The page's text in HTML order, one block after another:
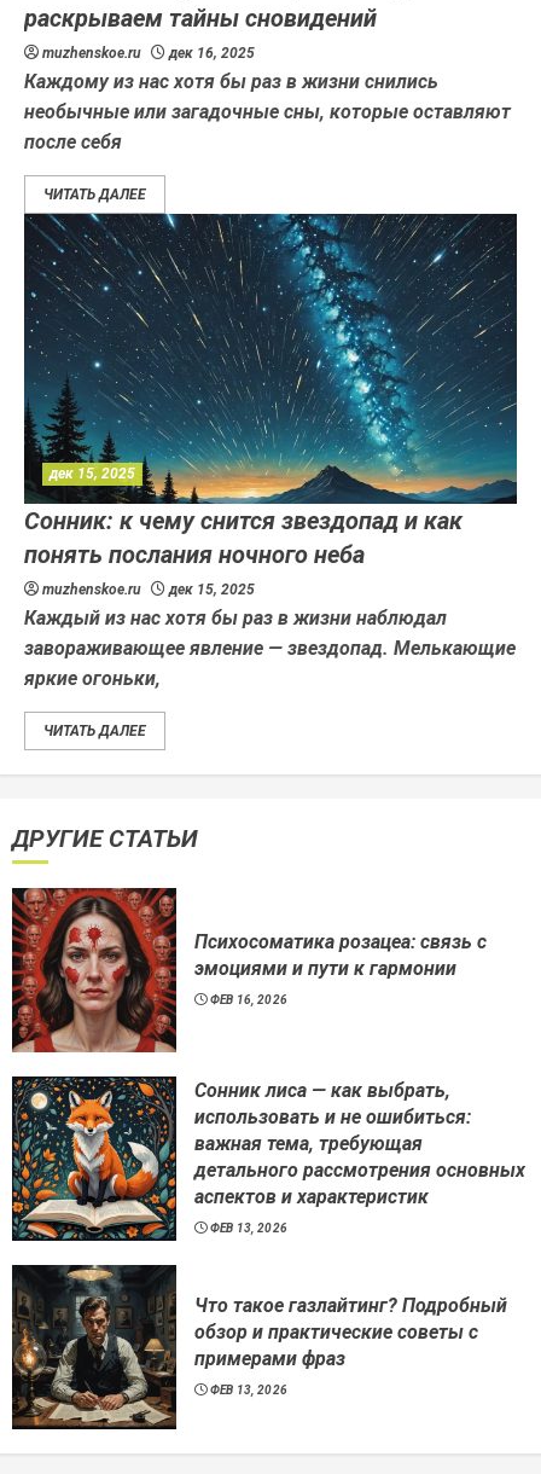
раскрываем тайны сновидений
muzhenskoe.ru дек 16, 2025
Каждому из нас хотя бы раз в жизни снились
необычные или загадочные сны, которые оставляют
после себя
ЧИТАТЬ ДАЛЕЕ
дек 15, 2025
Сонник: к чему снится звездопад и как
понять послания ночного неба
muzhenskoe.ru дек 15, 2025
Каждый из нас хотя бы раз в жизни наблюдал
завораживающее явление — звездопад. Мелькающие
яркие огоньки,
ЧИТАТЬ ДАЛЕЕ
ДРУГИЕ СТАТЬИ
Психосоматика розацеа: связь с
эмоциями и пути к гармонии
ФЕВ 16, 2026
Сонник лиса — как выбрать,
использовать и не ошибиться:
важная тема, требующая
детального рассмотрения основных
аспектов и характеристик
ФЕВ 13, 2026
Что такое газлайтинг? Подробный
обзор и практические советы с
примерами фраз
ФЕВ 13, 2026